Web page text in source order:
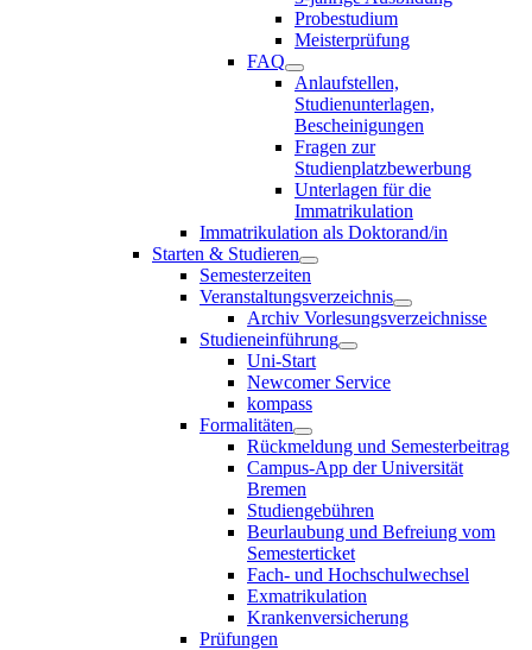
Probestudium
Meisterprüfung
FAQ
Anlaufstellen,
Studienunterlagen,
Bescheinigungen
Fragen zur
Studienplatzbewerbung
Unterlagen für die
Immatrikulation
Immatrikulation als Doktorand/in
Starten & Studieren
Semesterzeiten
Veranstaltungsverzeichnis
Archiv Vorlesungsverzeichnisse
Studieneinführung
Uni-Start
Newcomer Service
kompass
Formalitäten
Rückmeldung und Semesterbeitrag
Campus-App der Universität
Bremen
Studiengebühren
Beurlaubung und Befreiung vom
Semesterticket
Fach- und Hochschulwechsel
Exmatrikulation
Krankenversicherung
Prüfungen